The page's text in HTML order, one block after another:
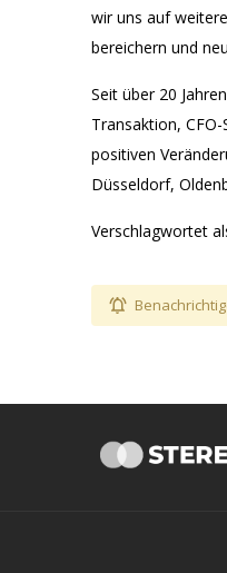
wir uns auf
bereichern und
Seit über 20
Transaktion,
positiven
Düsseldorf,
Verschlagwortet